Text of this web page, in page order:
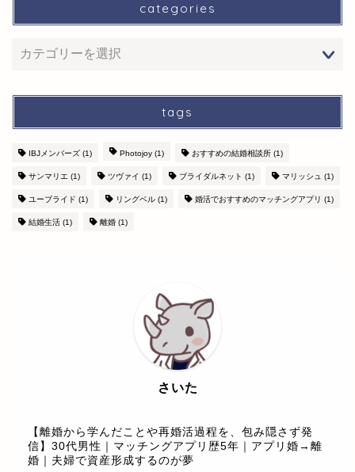
categories
tags
IBJメンバーズ (1) Photojoy (1) おすすめの結婚相談所 (1)
サンマリエ (1) ツヴァイ (1) ブライダルネット (1) マリッシュ (1)
ユーブライド (1) リングベル (1) 婚活でおすすめのマッチングアプリ (1)
結婚生活 (1) 離婚 (1)
さいた
【離婚から学んだことや再婚活過程を、包み隠さず発
信】30代男性｜マッチングアプリ歴5年｜アプリ婚→離
婚｜夫婦で資産形成するのが夢